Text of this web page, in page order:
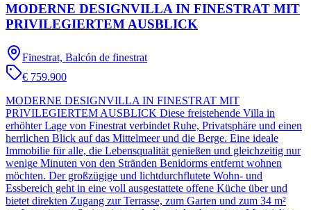
MODERNE DESIGNVILLA IN FINESTRAT MIT
PRIVILEGIERTEM AUSBLICK
Finestrat, Balcón de finestrat
€ 759.900
MODERNE DESIGNVILLA IN FINESTRAT MIT
PRIVILEGIERTEM AUSBLICK Diese freistehende Villa in
erhöhter Lage von Finestrat verbindet Ruhe, Privatsphäre und einen
herrlichen Blick auf das Mittelmeer und die Berge. Eine ideale
Immobilie für alle, die Lebensqualität genießen und gleichzeitig nur
wenige Minuten von den Stränden Benidorms entfernt wohnen
möchten. Der großzügige und lichtdurchflutete Wohn- und
Essbereich geht in eine voll ausgestattete offene Küche über und
bietet direkten Zugang zur Terrasse, zum Garten und zum 34 m²